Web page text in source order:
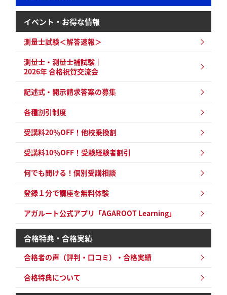
イベント・お得な情報
測量士試験＜解答速報＞
測量士・測量士補試験｜
2026年 合格祝賀交流会
記述式・開示請求答案の募集
各種割引制度
受講料20％OFF！他校乗換割
受講料10％OFF！受験経験者割引
何でも聞ける！個別受講相談
登録１分で講座を無料体験
アガルート公式アプリ「AGAROOT Learning」
合格特典・合格実績
合格者の声（評判・口コミ）・合格実績
合格特典について